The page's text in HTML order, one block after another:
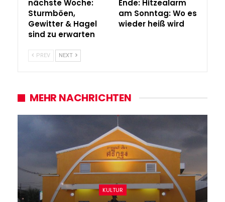
nächste Woche:
Sturmböen,
Gewitter & Hagel
sind zu erwarten
Ende: Hitzealarm
am Sonntag: Wo es
wieder heiß wird
PREV NEXT
MEHR NACHRICHTEN
KULTUR